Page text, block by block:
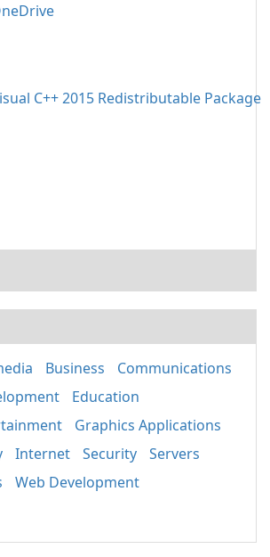
Business
Communications
Education
Graphics Applications
Internet Security
Servers
Web Development